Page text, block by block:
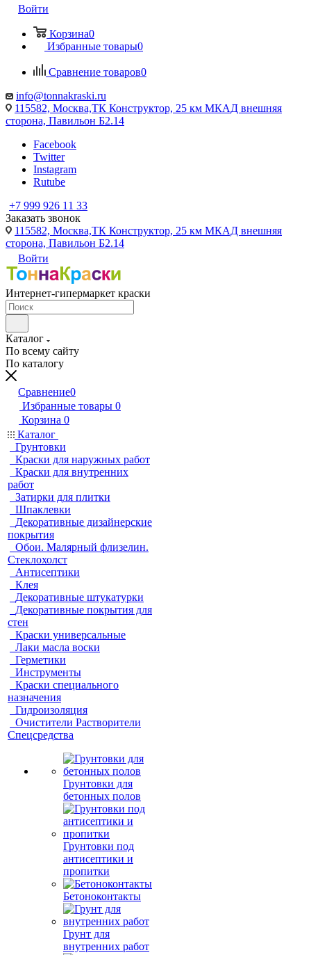
Войти
Корзина0
Избранные товары0
Сравнение товаров0
info@tonnakraski.ru
115582, Москва,ТК Конструктор, 25 км МКАД внешняя
сторона, Павильон Б2.14
Facebook
Twitter
Instagram
Rutube
+7 999 926 11 33
Заказать звонок
115582, Москва,ТК Конструктор, 25 км МКАД внешняя
сторона, Павильон Б2.14
Войти
Интернет-гипермаркет краски
Каталог
По всему сайту
По каталогу
Сравнение0
Избранные товары 0
Корзина 0
Каталог
Грунтовки
Краски для наружных работ
Краски для внутренних
работ
Затирки для плитки
Шпаклевки
Декоративные дизайнерские
покрытия
Обои. Малярный флизелин.
Стеклохолст
Антисептики
Клея
Декоративные штукатурки
Декоративные покрытия для
стен
Краски универсальные
Лаки масла воски
Герметики
Инструменты
Краски специального
назначения
Гидроизоляция
Очистители Растворители
Спецсредства
Грунтовки для
бетонных полов
Грунтовки под
антисептики и
пропитки
Бетоноконтакты
Грунт для
внутренних работ